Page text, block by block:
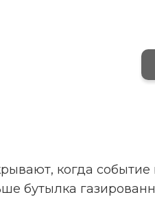
когда событие
бутылка